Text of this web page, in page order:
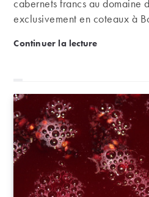
cabernets francs au domaine
exclusivement en coteaux à
Continuer la lectureDomaine de